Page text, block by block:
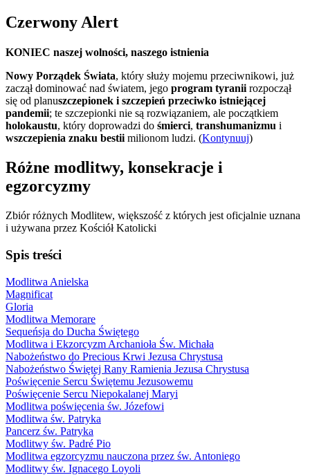
Czerwony Alert
KONIEC naszej wolności, naszego istnienia
Nowy Porządek Świata, który służy mojemu przeciwnikowi, już
zaczął dominować nad światem, jego program tyranii rozpoczął
się od planuszczepionek i szczepień przeciwko istniejącej
pandemii; te szczepionki nie są rozwiązaniem, ale początkiem
holokaustu, który doprowadzi do śmierci, transhumanizmu i
wszczepienia znaku bestii milionom ludzi. (Kontynuuj)
Różne modlitwy, konsekracje i
egzorcyzmy
Zbiór różnych Modlitew, większość z których jest oficjalnie uznana
i używana przez Kościół Katolicki
Spis treści
Modlitwa Anielska
Magnificat
Gloria
Modlitwa Memorare
Sequeńsja do Ducha Świętego
Modlitwa i Ekzorcyzm Archanioła Św. Michała
Nabożeństwo do Precious Krwi Jezusa Chrystusa
Nabożeństwo Świętej Rany Ramienia Jezusa Chrystusa
Poświęcenie Sercu Świętemu Jezusowemu
Poświęcenie Sercu Niepokalanej Maryi
Modlitwa poświęcenia św. Józefowi
Modlitwa św. Patryka
Pancerz św. Patryka
Modlitwy św. Padré Pio
Modlitwa egzorcyzmu nauczona przez św. Antoniego
Modlitwy św. Ignacego Loyoli